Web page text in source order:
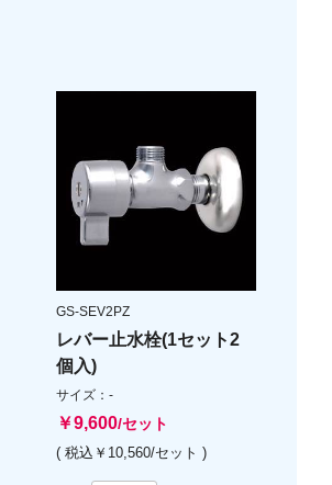
GS-SEV2PZ
レバー止水栓(1セット2
個入)
サイズ：-
￥9,600/セット
( 税込￥10,560/セット )